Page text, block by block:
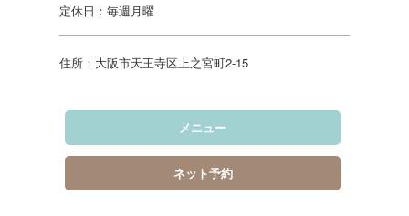
定休日：毎週月曜
住所：大阪市天王寺区上之宮町2-15
メニュー
ネット予約